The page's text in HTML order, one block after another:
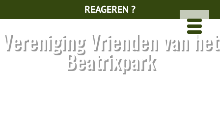
REAGEREN ?
Vereniging Vrienden van het
Beatrixpark